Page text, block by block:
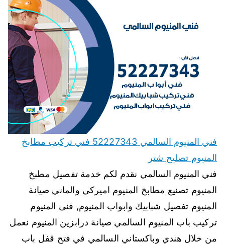
فني المنيوم السالمي 52227343 فني تركيب مطابخ
المنيوم تصليح شتر
فني المنيوم السالمي نقدم لكم خدمة تفصيل مطبخ
المنيوم تصنيع مطابخ المنيوم اميركي والماني صيانة
المنيوم تفصيل شبابيك وابواب المنيوم, فنى المنيوم
تركيب باب المنيوم السالمي صيانة درابزين المنيوم نعمل
من خلال هندي وباكستاني السالمي في فتح قفل باب